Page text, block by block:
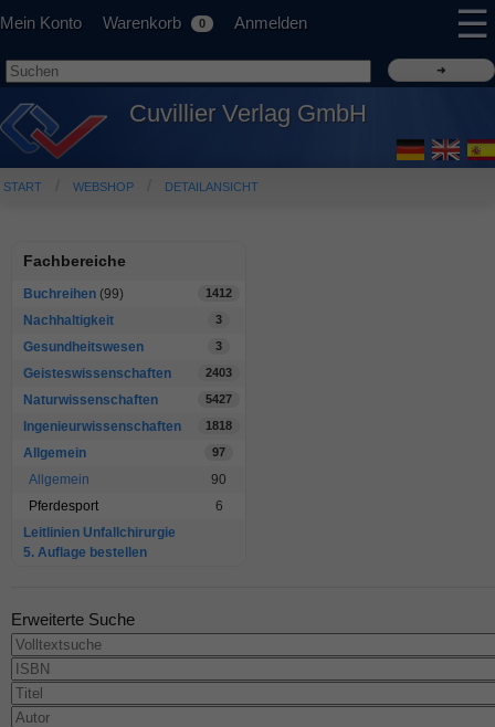
Mein Konto Warenkorb 0 Anmelden ☰
Cuvillier Verlag GmbH
START WEBSHOP DETAILANSICHT
Fachbereiche
Buchreihen (99) 1412
Nachhaltigkeit 3
Gesundheitswesen 3
Geisteswissenschaften 2403
Naturwissenschaften 5427
Ingenieurwissenschaften 1818
Allgemein 97
Allgemein
90
Pferdesport
6
Leitlinien Unfallchirurgie
5. Auflage bestellen
Erweiterte Suche